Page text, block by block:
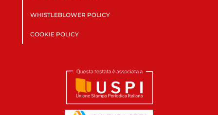
WHISTLEBLOWER POLICY
COOKIE POLICY